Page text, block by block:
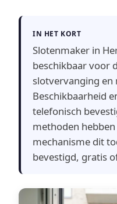
IN HET KORT
Slotenmaker in
beschikbaar voor
slotvervanging en
Beschikbaarheid
telefonisch
methoden
mechanisme dit
bevestigd, gratis